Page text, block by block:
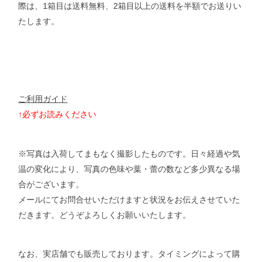
際は、1箱目は送料無料、2箱目以上の送料を半額でお送りい
たします。
ご利用ガイド
↑必ずお読みください
※写真は入荷してまもなく撮影したものです。日々経過や気
温の変化により、写真の色味や葉・蕾の数など多少異なる場
合がございます。
メールにてお問合せいただけますと状況をお伝えさせていた
だきます。
どうぞよろしくお願いいたします。
なお、実店舗でも販売しております。タイミングによって購